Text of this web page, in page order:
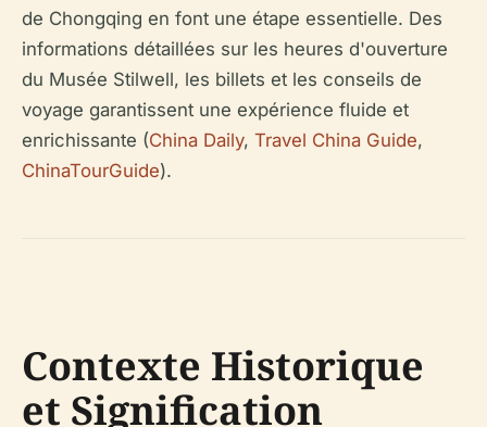
de Chongqing en font une étape essentielle. Des
informations détaillées sur les heures d'ouverture
du Musée Stilwell, les billets et les conseils de
voyage garantissent une expérience fluide et
enrichissante (China Daily, Travel China Guide,
ChinaTourGuide).
Contexte Historique
et Signification